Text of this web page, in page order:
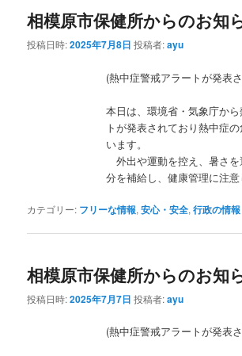
相模原市保健所からのお知
投稿日時:2025年7月8日 投稿者:ayu
(熱中症警戒アラートが発表
本日は、環境省・気象庁か
トが発表されており熱中症
います。
外出や運動を控え、暑さ
分を補給し、健康管理に注意
カテゴリー: フリーな情報,安心・安全,行政の情報
相模原市保健所からのお知
投稿日時:2025年7月7日 投稿者:ayu
(熱中症警戒アラートが発表